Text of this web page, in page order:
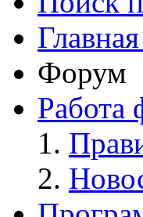
Форум
Работа